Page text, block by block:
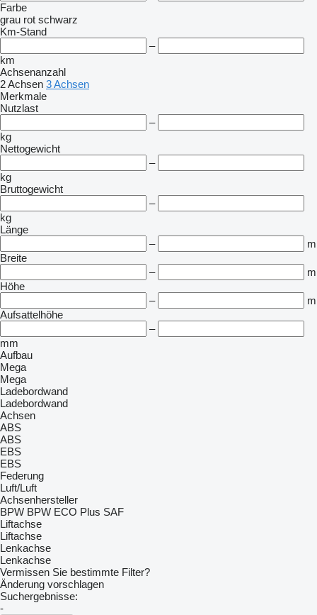
Farbe
grau rot schwarz
Km-Stand
–
km
Achsenanzahl
2 Achsen 3 Achsen
Merkmale
Nutzlast
–
kg
Nettogewicht
–
kg
Bruttogewicht
–
kg
Länge
–
m
Breite
–
m
Höhe
–
m
Aufsattelhöhe
–
mm
Aufbau
Mega
Mega
Ladebordwand
Ladebordwand
Achsen
ABS
ABS
EBS
EBS
Federung
Luft/Luft
Achsenhersteller
BPW BPW ECO Plus SAF
Liftachse
Liftachse
Lenkachse
Lenkachse
Vermissen Sie bestimmte Filter?
Änderung vorschlagen
Suchergebnisse:
-